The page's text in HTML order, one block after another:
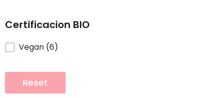
Certificacion BIO
Certificacion BIO
Vegan (6)
Reset